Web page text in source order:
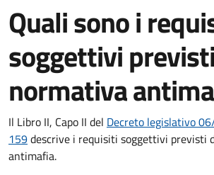
Quali sono i
soggettivi
normativa
Il Libro II, Capo II del Decreto legislativo
159descrive i requisiti soggettivi previsti
antimafia.